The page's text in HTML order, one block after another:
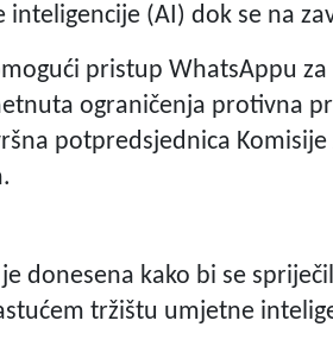
(AI) dok se na
pristup WhatsAppu
ograničenja protivna
potpredsjednica
donesena kako bi se
tržištu umjetne